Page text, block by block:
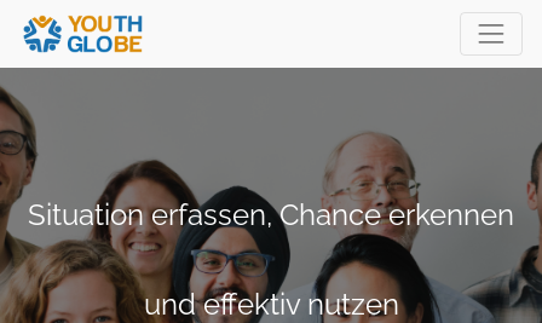
Situation erfassen, Chance erkennen
und effektiv nutzen